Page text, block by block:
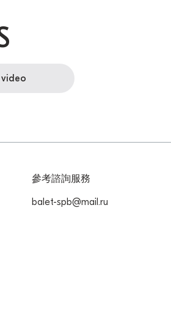
video
參考諮詢服務
balet-spb@mail.ru